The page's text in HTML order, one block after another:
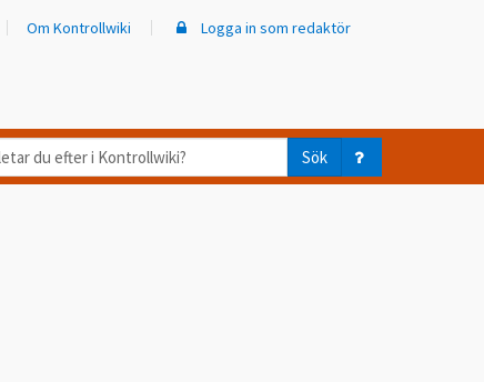
Om Kontrollwiki Logga in som redaktör
Sök